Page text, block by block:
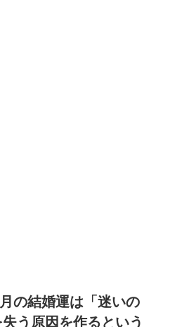
の結婚運は「迷いの
う原因を作るという